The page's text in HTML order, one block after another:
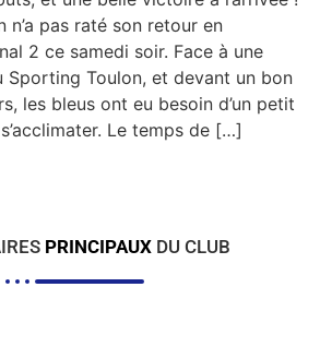
n’a pas raté son retour en
2 ce samedi soir. Face à une
Sporting Toulon, et devant un bon
les bleus ont eu besoin d’un petit
Le temps de […]
PRINCIPAUX DU CLUB